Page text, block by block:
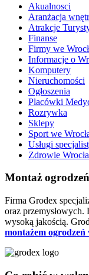
Akualnosci
Aranżacja
Atrakcje
Finanse
Firmy we
Informacje o
Komputery
Nieruchomości
Ogłoszenia
Placówki
Rozrywka
Sklepy
Sport we
Usługi
Zdrowie
Montaż
Firma Grodex
oraz przemysłowych.
wysoką jakością.
montażem ogrodzeń